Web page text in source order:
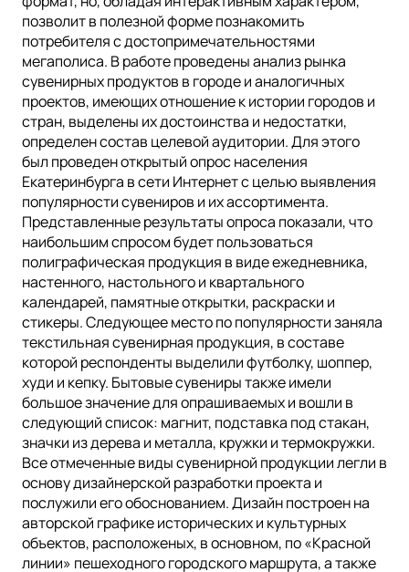
позволит в полезной форме познакомить
потребителя с достопримечательностями
мегаполиса. В работе проведены анализ рынка
сувенирных продуктов в городе и аналогичных
проектов, имеющих отношение к истории городов и
стран, выделены их достоинства и недостатки,
определен состав целевой аудитории. Для этого
был проведен открытый опрос населения
Екатеринбурга в сети Интернет с целью выявления
популярности сувениров и их ассортимента.
Представленные результаты опроса показали, что
наибольшим спросом будет пользоваться
полиграфическая продукция в виде ежедневника,
настенного, настольного и квартального
календарей, памятные открытки, раскраски и
стикеры. Следующее место по популярности заняла
текстильная сувенирная продукция, в составе
которой респонденты выделили футболку, шоппер,
худи и кепку. Бытовые сувениры также имели
большое значение для опрашиваемых и вошли в
следующий список: магнит, подставка под стакан,
значки из дерева и металла, кружки и термокружки.
Все отмеченные виды сувенирной продукции легли в
основу дизайнерской разработки проекта и
послужили его обоснованием. Дизайн построен на
авторской графике исторических и культурных
объектов, расположеных, в основном, по «Красной
линии» пешеходного городского маршрута, а также